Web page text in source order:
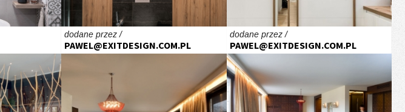
dodane przez /
PAWEL@EXITDESIGN.COM.PL
dodane przez /
PAWEL@EXITDESIGN.COM.PL